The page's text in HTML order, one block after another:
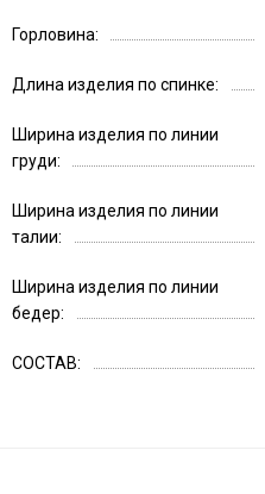
Горловина
Длина изделия по спинке
Ширина изделия по линии
груди
Ширина изделия по линии
талии
Ширина изделия по линии
бедер
СОСТАВ